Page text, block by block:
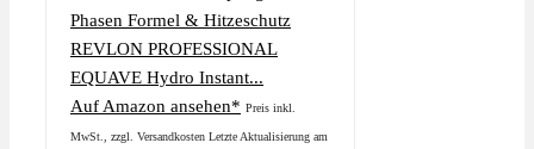
REVLON PROFESSIONAL
EQUAVE Hydro Instant...
Auf Amazon ansehen* Preis inkl.
MwSt., zzgl. Versandkosten Letzte Aktualisierung am